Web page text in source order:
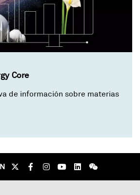
Core
de información sobre materias